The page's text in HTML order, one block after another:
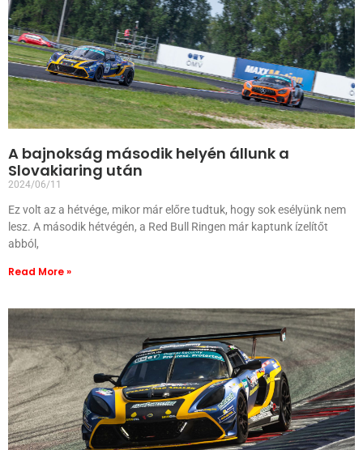
A bajnokság második helyén állunk a
Slovakiaring után
2024/06/11
Ez volt az a hétvége, mikor már előre tudtuk, hogy sok esélyünk nem
lesz. A második hétvégén, a Red Bull Ringen már kaptunk ízelítőt
abból,
Read More »